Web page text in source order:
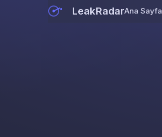
LeakRadarAna Sayfa